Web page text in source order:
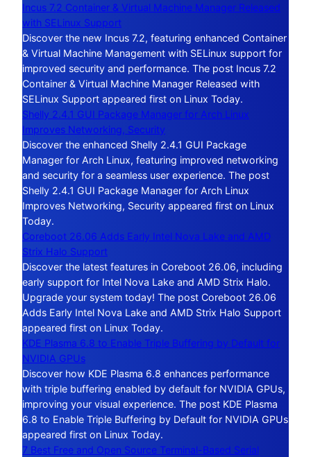
Incus 7.2 Container & Virtual Machine Manager Released
with SELinux Support
Discover the new Incus 7.2, featuring enhanced Container
& Virtual Machine Management with SELinux support for
improved security and performance. The post Incus 7.2
Container & Virtual Machine Manager Released with
SELinux Support appeared first on Linux Today.
Shelly 2.4.1 GUI Package Manager for Arch Linux
Improves Networking, Security
Discover the enhanced Shelly 2.4.1 GUI Package
Manager for Arch Linux, featuring improved networking
and security for a seamless user experience. The post
Shelly 2.4.1 GUI Package Manager for Arch Linux
Improves Networking, Security appeared first on Linux
Today.
Coreboot 26.06 Adds Early Intel Nova Lake and AMD
Strix Halo Support
Discover the latest features in Coreboot 26.06, including
early support for Intel Nova Lake and AMD Strix Halo.
Upgrade your system today! The post Coreboot 26.06
Adds Early Intel Nova Lake and AMD Strix Halo Support
appeared first on Linux Today.
KDE Plasma 6.8 to Enable Triple Buffering by Default for
NVIDIA GPUs
Discover how KDE Plasma 6.8 enhances performance
with triple buffering enabled by default for NVIDIA GPUs,
improving your visual experience. The post KDE Plasma
6.8 to Enable Triple Buffering by Default for NVIDIA GPUs
appeared first on Linux Today.
7 Best Free and Open Source Terminal-Based Serial